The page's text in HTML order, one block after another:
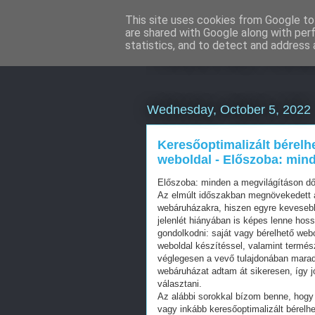
Használt
Wednesday, October 5, 2022
Keresőoptimalizált
weboldal - Előszoba:
Előszoba: minden a megvilágításon
Az elmúlt időszakban
webáruházakra, hiszen egyre
jelenlét hiányában is képes lenne
gondolkodni: saját vagy bérelhető
weboldal készítéssel, valamint
véglegesen a vevő tulajdonában
webáruházat adtam át sikeresen, így
választani.
Az alábbi sorokkal bízom benne,
vagy inkább keresőoptimalizált
This site uses cookies from Google
are shared with Google along with
statistics, and to detect and address